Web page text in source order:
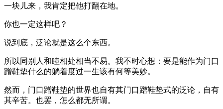
一块儿来，我肯定把他打翻在地。
你也一定这样吧？
说到底，泛论就是这么个东西。
所以同别人和睦相处相当不易。我不时心想：要是能作为门口
蹭鞋垫什么的躺着度过一生该有何等美妙。
然而，门口蹭鞋垫的世界也自有其门口蹭鞋垫式的泛论，自有
其辛苦。也罢，怎么都无所谓。